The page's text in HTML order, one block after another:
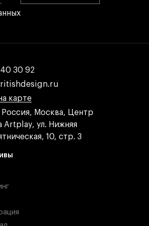
30 92
30 92
карте
карте
карте
Россия, Москва, Центр
Artplay, ул. Нижняя
10, стр. 3